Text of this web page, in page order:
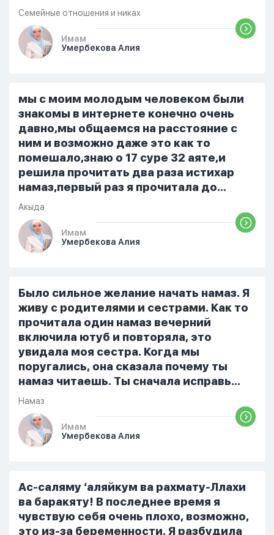
помыла вовремя посуду, не
приготовила во время еду, прошу
немного времени и любви" он никогда
не свободен для меня. С 7 утра до 8
только ночью, иногда засыпаю одна.
Мы пытались ему говорить что так
нельзя но он всё равно делает...
Семейные отношения и никах
Имам
Умербекова Алия
мы с моим молодым человеком были
знакомы в интернете конечно очень
давно,мы общаемся на расстояние с
ним и возможно даже это как то
помешало,знаю о 17 суре 32 аяте,и
решила прочитать два раза истихар
намаз,первый раз я прочитала до
«Аср» намаза и сначала было
тревожно,позже стало спокойно и в
голову начали лезть только хорошие
мысли,во второй раз когда я решила в
русский,потому что боялась
ошибиться и то что намаз не
примется,совершила истихар во время
тахаджуд...
Акыда
Имам
Умербекова Алия
Было сильное желание начать намаз. Я
живу с родителями и сестрами. Как то
прочитала один намаз вечерний
включила ютуб и повторяла, это
увидала моя сестра. Когда мы
поругались, она сказала почему ты
намаз читаешь. Ты сначала исправь
себя. После этого я не вставала на
намаз и не видела жайнамаз. Я просто
уже так не могу читать, смотреть . Дуа
я делаю скрытно если делаю дома. Я
От родных же людей.
Намаз
Имам
Умербекова Алия
Ас-саляму ‘аляйкум ва рахмату-Ллахи
ва баракяту! В последнее время я
чувствую себя очень плохо, возможно,
это из-за беременности. Я разбудила